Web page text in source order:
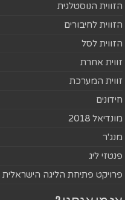
הזווית הנוסטלגית
הזווית לחיבורים
הזווית לסל
זווית אחרת
זווית המערכת
חידונים
מונדיאל 2018
מנג'ר
פנטזי ליג
פרויקט פתיחת הליגה הישראלית